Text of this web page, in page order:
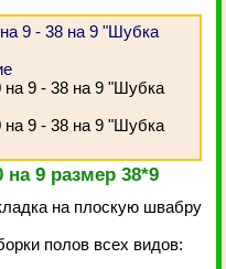
9 размер 38*9
на плоскую швабру
полов всех видов: